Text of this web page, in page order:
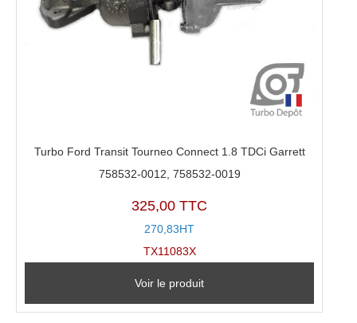
Turbo Ford Transit Tourneo Connect 1.8 TDCi Garrett
758532-0012, 758532-0019
325,00 TTC
270,83HT
TX11083X
Voir le produit